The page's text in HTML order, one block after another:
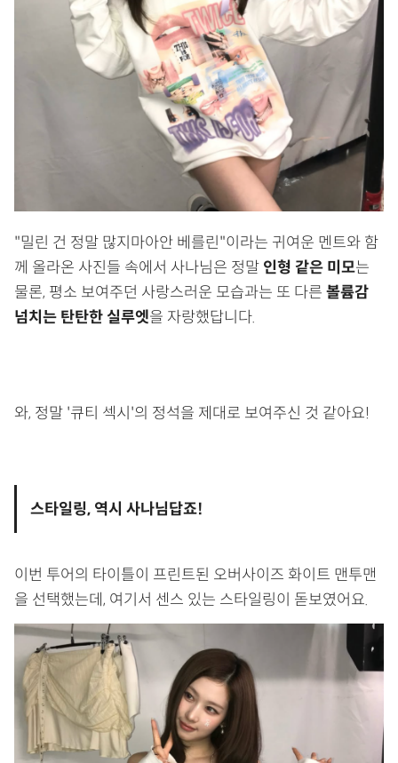
"밀린 건 정말 많지마아안 베를린"이라는 귀여운 멘트와 함
께 올라온 사진들 속에서 사나님은 정말 인형 같은 미모는
물론, 평소 보여주던 사랑스러운 모습과는 또 다른 볼륨감
넘치는 탄탄한 실루엣을 자랑했답니다.
와, 정말 '큐티 섹시'의 정석을 제대로 보여주신 것 같아요!
스타일링, 역시 사나님답죠!
이번 투어의 타이틀이 프린트된 오버사이즈 화이트 맨투맨
을 선택했는데, 여기서 센스 있는 스타일링이 돋보였어요.